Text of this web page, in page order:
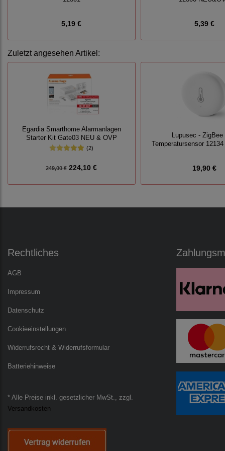
5,19 € 5,39 €
Zuletzt angesehen Artikel:
Egardia Smarthome Alarmanlagen
Starter Kit Gate03 NEU & OVP
(2)
249,00 €224,10 €
Lupusec - ZigBee
Temperatursensor
19,90 €
Rechtliches
AGB
Impressum
Datenschutz
Cookieeinstellungen
Widerrufsrecht & Widerrufsformular
Batteriehinweise
* Alle Preise inkl. gesetzlicher MwSt., zzgl.
Versandkosten